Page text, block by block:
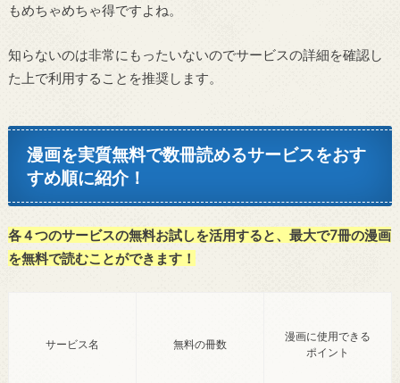
もめちゃめちゃ得ですよね。
知らないのは非常にもったいないのでサービスの詳細を確認し
た上で利用することを推奨します。
漫画を実質無料で数冊読めるサービスをおす
すめ順に紹介！
各４つのサービスの無料お試しを活用すると、最大で7冊の漫画
を無料で読むことができます！
サービス名 無料の冊数
漫画に使用できる
ポイント